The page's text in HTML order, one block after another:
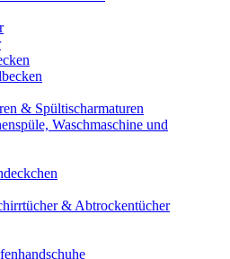
& Spültischarmaturen
Waschmaschine und
& Abtrockentücher